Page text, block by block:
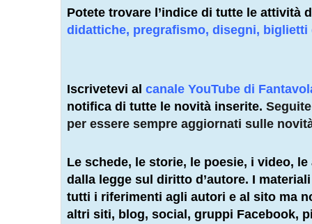
Potete trovare l’indice di tutte le attività
didattiche, pregrafismo, disegni,
Iscrivetevi al canale YouTube di
notifica di tutte le novità inserite.
per essere sempre aggiornati sulle
Le schede, le storie, le poesie, i video,
dalla legge sul diritto d’autore. I
tutti i riferimenti agli autori e al sito ma
altri siti, blog, social, gruppi Facebook,